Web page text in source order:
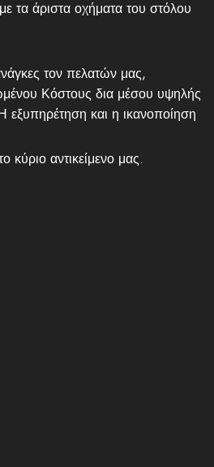
τα άριστα οχήματα του στόλου
τον πελατών μας,
Κόστους δια μέσου υψηλής
εξυπηρέτηση και η ικανοποίηση
κύριο αντικείμενο μας.